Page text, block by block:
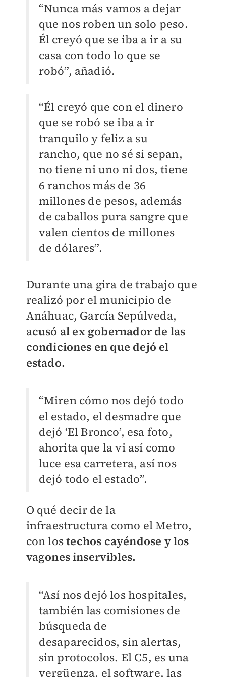
“Nunca más vamos a dejar
que nos roben un solo peso.
Él creyó que se iba a ir a su
casa con todo lo que se
robó”, añadió.
“Él creyó que con el dinero
que se robó se iba a ir
tranquilo y feliz a su
rancho, que no sé si sepan,
no tiene ni uno ni dos, tiene
6 ranchos más de 36
millones de pesos, además
de caballos pura sangre que
valen cientos de millones
de dólares”.
Durante una gira de trabajo que
realizó por el municipio de
Anáhuac, García Sepúlveda,
acusó al ex gobernador de las
condiciones en que dejó el
estado.
“Miren cómo nos dejó todo
el estado, el desmadre que
dejó ‘El Bronco’, esa foto,
ahorita que la vi así como
luce esa carretera, así nos
dejó todo el estado”.
O qué decir de la
infraestructura como el Metro,
con lostechos cayéndose y los
vagones inservibles.
“Así nos dejó los hospitales,
también las comisiones de
búsqueda de
desaparecidos, sin alertas,
sin protocolos. El C5, es una
vergüenza, el software, las